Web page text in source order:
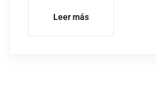
Leer más